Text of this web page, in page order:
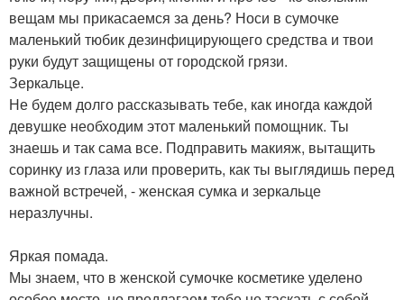
вещам мы прикасаемся за день? Носи в сумочке
маленький тюбик дезинфицирующего средства и твои
руки будут защищены от городской грязи.
Зеркальце.
Не будем долго рассказывать тебе, как иногда каждой
девушке необходим этот маленький помощник. Ты
знаешь и так сама все. Подправить макияж, вытащить
соринку из глаза или проверить, как ты выглядишь перед
важной встречей, - женская сумка и зеркальце
неразлучны.
Яркая помада.
Мы знаем, что в женской сумочке косметике уделено